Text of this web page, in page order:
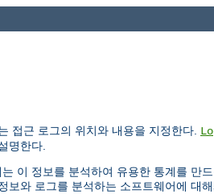
접근 로그의 위치와 내용을 지정한다.
명한다.
이 정보를 분석하여 유용한 통계를 만
보와 로그를 분석하는 소프트웨어에 대